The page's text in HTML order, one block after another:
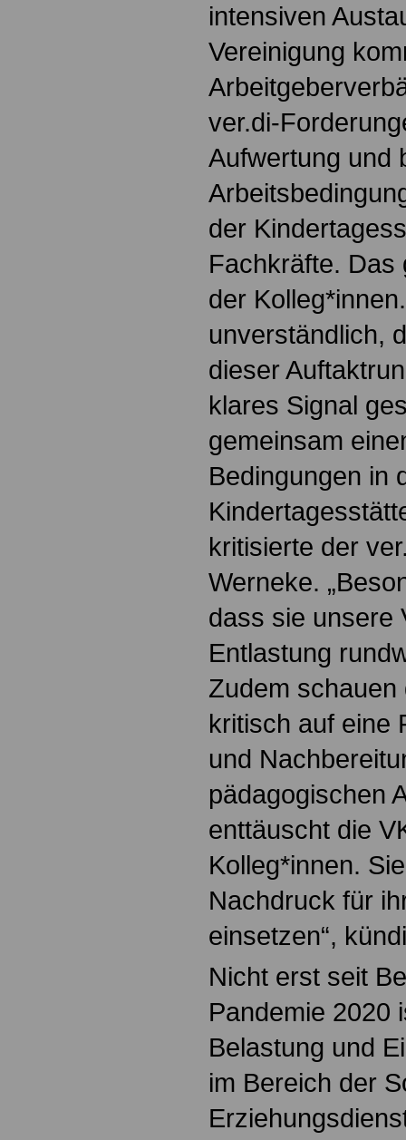
intensiven
Vereinigung
ver.di-
Aufwertung und
der
Fachkräfte. Das
der
unverständlich,
dieser
klares Signal
gemeinsam
Bedingungen in
kritisierte der
Werneke.
dass sie unsere
Entlastung
Zudem schauen
kritisch auf eine
und
pädagogischen
enttäuscht die
Kolleg*innen.
Nachdruck für
einsetzen“,
Nicht erst seit
Pandemie 2020
Belastung und
im Bereich der